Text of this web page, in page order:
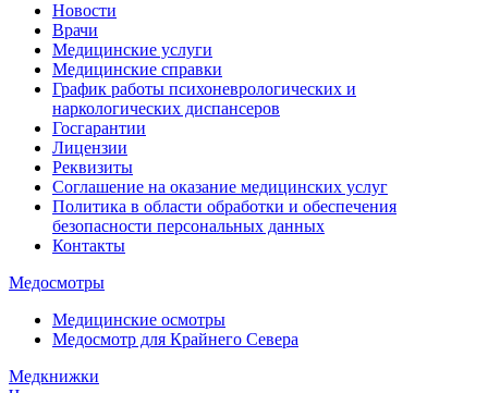
Новости
Врачи
Медицинские услуги
Медицинские справки
График работы психоневрологических и
наркологических диспансеров
Госгарантии
Лицензии
Реквизиты
Соглашение на оказание медицинских услуг
Политика в области обработки и обеспечения
безопасности персональных данных
Контакты
Медосмотры
Медицинские осмотры
Медосмотр для Крайнего Севера
Медкнижки